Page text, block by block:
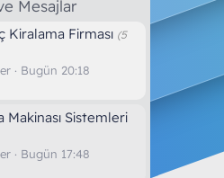
Mesajlar
Kiralama Firması (5
Bugün 20:18
Sistemleri
Bugün 17:48